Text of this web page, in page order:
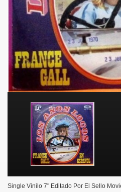
Single Vinilo 7" Editado Por El Sello